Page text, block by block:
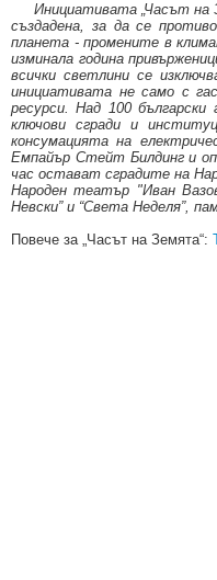
Инициативата „Часът на
създадена, за да се
планета - промените в
изминала година
всички светлини се
инициативата не само с
ресурси. Над 100
ключови сгради и
консумацията на
Емпайър Стейт Билдинг и
час остават сградите на
Народен театър "Иван
Невски” и “Света Неделя”,
Повече за „Часът на Земята“: